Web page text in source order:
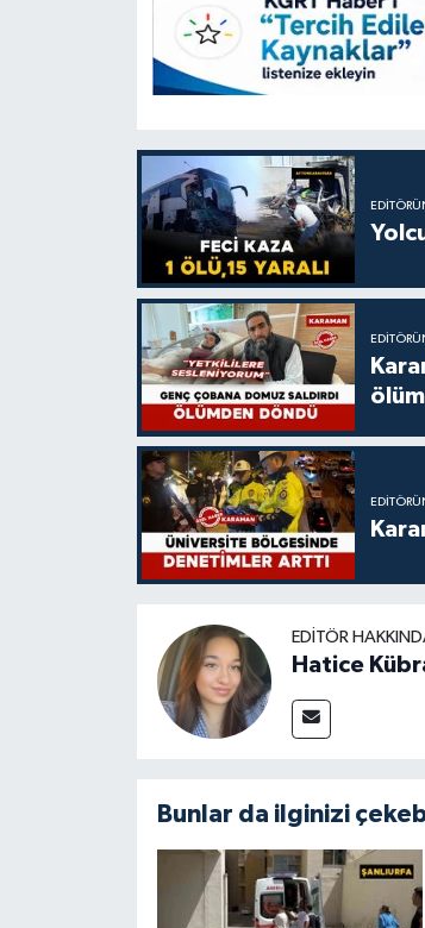
EDITÖR
Hatice
Bunlar da ilginizi